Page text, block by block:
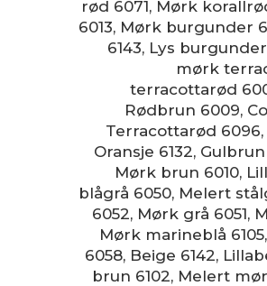
rød 6071, Mørk korallrød
6013, Mørk burgunder
6143, Lys
mørk
terracottarød
Rødbrun 6009,
Terracottarød 6096,
Oransje 6132,
Mørk brun 6010,
blågrå 6050, Melert
6052, Mørk grå 6051,
Mørk marineblå 6105,
6058, Beige 6142,
brun 6102, Melert